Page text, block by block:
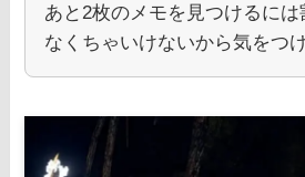
あと2枚のメモを見つけるに
なくちゃいけないから気をつ